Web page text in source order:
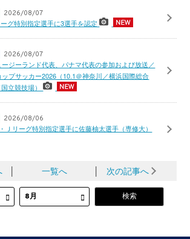
2026/08/07
グ特別指定選手に3選手を認定
2026/08/07
ジーランド代表、パナマ代表の参加および放送／
プサッカー2026（10.1＠神奈川／横浜国際総合
国立競技場）
2026/08/06
Ｊリーグ特別指定選手に佐藤柚太選手（専修大）
│ 一覧へ │ 次の記事へ